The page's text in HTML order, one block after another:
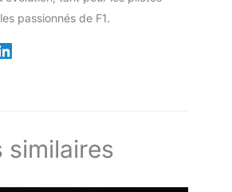
passionnés de F1.
similaires